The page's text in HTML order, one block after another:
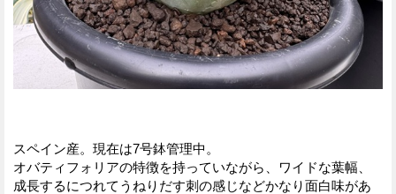
スペイン産。現在は7号鉢管理中。
オバティフォリアの特徴を持っていながら、ワイドな葉幅、
成長するにつれてうねりだす刺の感じなどかなり面白味があ